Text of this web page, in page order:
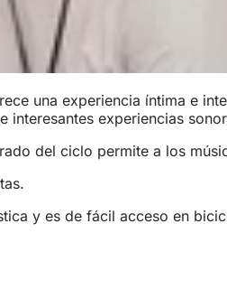
una experiencia íntima e
experiencias
del ciclo permite a los
y es de fácil acceso en